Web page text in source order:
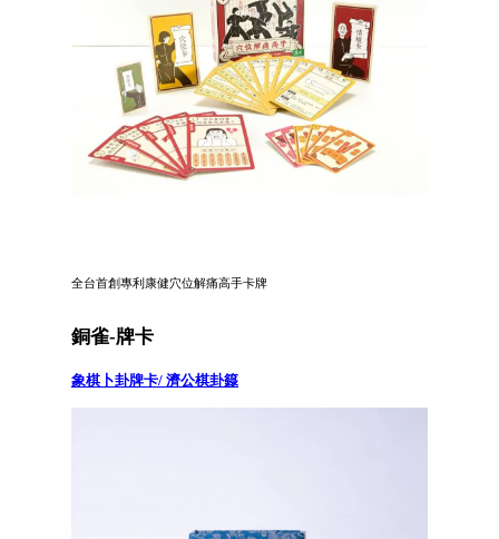
全台首創專利康健穴位解痛高手卡牌
銅雀-牌卡
象棋卜卦牌卡/ 濟公棋卦籙